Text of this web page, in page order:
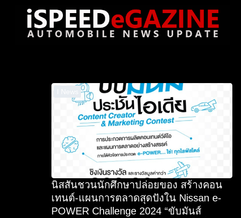
I News
นิสสันชวนนักศึกษาปล่อยของ สร้างคอน
เทนต์-แผนการตลาดสุดปังใน Nissan e-
POWER Challenge 2024 “ขับมันส์